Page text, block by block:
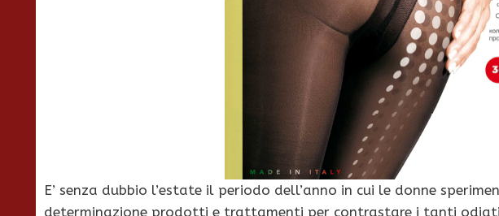
E’ senza dubbio l’estate il periodo dell’anno in cui le donne
determinazione prodotti e trattamenti per contrastare i tanti